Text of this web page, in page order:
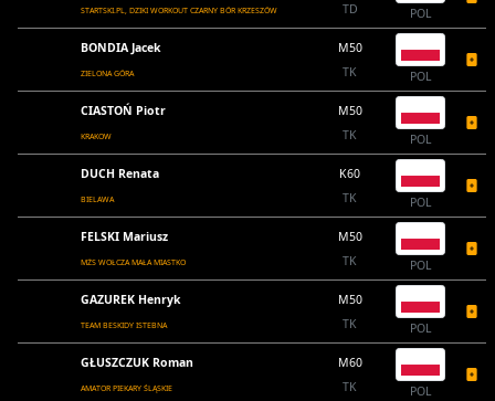
STARTSKI.PL, DZIKI WORKOUT CZARNY BÓR KRZESZÓW
TD
POL
BONDIA Jacek
ZIELONA GÓRA
M50
TK
POL
CIASTOŃ Piotr
KRAKOW
M50
TK
POL
DUCH Renata
BIELAWA
K60
TK
POL
FELSKI Mariusz
MŻS WOŁCZA MAŁA MIASTKO
M50
TK
POL
GAZUREK Henryk
TEAM BESKIDY ISTEBNA
M50
TK
POL
GŁUSZCZUK Roman
AMATOR PIEKARY ŚLĄSKIE
M60
TK
POL